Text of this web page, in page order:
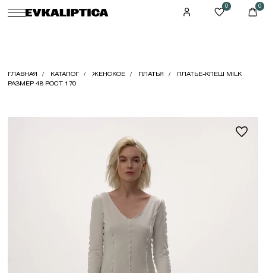
0 0
ГЛАВНАЯ КАТАЛОГ ЖЕНСКОЕ ПЛАТЬЯ
ПЛАТЬЕ-КЛЕШ MILK
РАЗМЕР 48 РОСТ 170